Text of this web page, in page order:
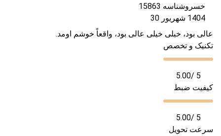
خسروشناسه 15863
1404 شهریور 30
عالی بود، خیلی خیلی عالی بود، واقعاً خوشم اومد.
تکنیک و تخصص
5.00/ 5
کیفیت ضبط
5.00/ 5
سرعت تحویل